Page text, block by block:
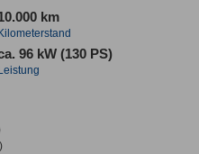
km
Kilometerstand
96 kW (130 PS)